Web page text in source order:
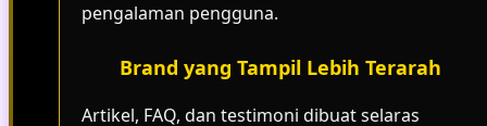
pengalaman pengguna.
Brand yang Tampil Lebih Terarah
Artikel, FAQ, dan testimoni dibuat selaras